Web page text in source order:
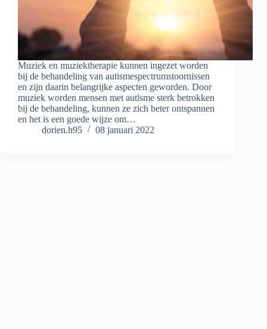
Muziek en muziektherapie kunnen ingezet worden
bij de behandeling van autismespectrumstoornissen
en zijn daarin belangrijke aspecten geworden. Door
muziek worden mensen met autisme sterk betrokken
bij de behandeling, kunnen ze zich beter ontspannen
en het is een goede wijze om…
dorien.h95
08 januari 2022